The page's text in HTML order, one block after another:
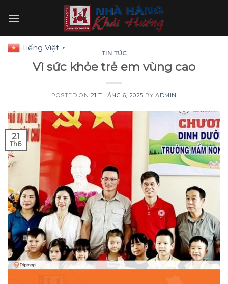
TIN TỨC
Vì sức khỏe trẻ em vùng cao
POSTED ON 21 THÁNG 6, 2025 BY ADMIN
21
Th6
Tiếng Việt ▼